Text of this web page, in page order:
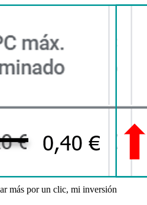
más por un clic, mi inversión